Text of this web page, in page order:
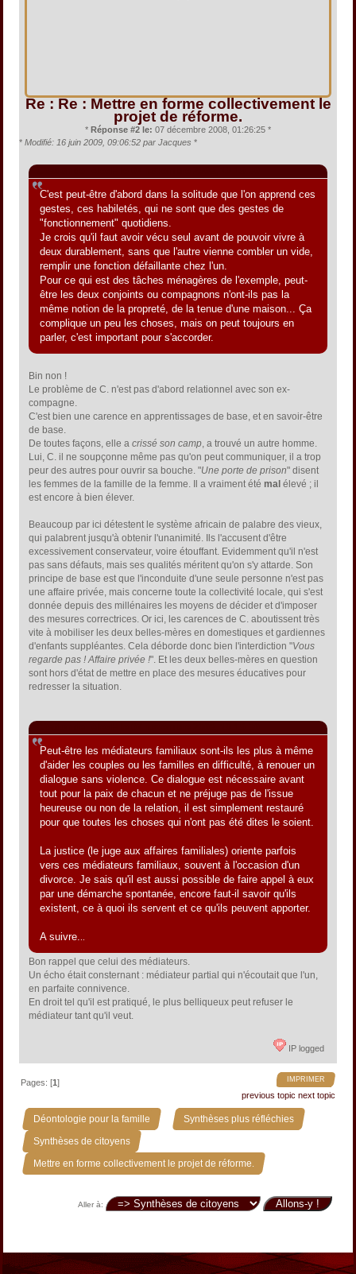
Re : Re : Mettre en forme collectivement le
projet de réforme.
* Réponse #2 le: 07 décembre 2008, 01:26:25 *
* Modifié: 16 juin 2009, 09:06:52 par Jacques *
C'est peut-être d'abord dans la solitude que l'on apprend ces
gestes, ces habiletés, qui ne sont que des gestes de
"fonctionnement" quotidiens.
Je crois qu'il faut avoir vécu seul avant de pouvoir vivre à
deux durablement, sans que l'autre vienne combler un vide,
remplir une fonction défaillante chez l'un.
Pour ce qui est des tâches ménagères de l'exemple, peut-
être les deux conjoints ou compagnons n'ont-ils pas la
même notion de la propreté, de la tenue d'une maison... Ça
complique un peu les choses, mais on peut toujours en
parler, c'est important pour s'accorder.
Bin non !
Le problème de C. n'est pas d'abord relationnel avec son ex-
compagne.
C'est bien une carence en apprentissages de base, et en savoir-être
de base.
De toutes façons, elle acrissé son camp , a trouvé un autre homme.
Lui, C. il ne soupçonne même pas qu'on peut communiquer, il a trop
peur des autres pour ouvrir sa bouche. "Une porte de prison" disent
les femmes de la famille de la femme. Il a vraiment été mal élevé ; il
est encore à bien élever.
Beaucoup par ici détestent le système africain de palabre des vieux,
qui palabrent jusqu'à obtenir l'unanimité. Ils l'accusent d'être
excessivement conservateur, voire étouffant. Evidemment qu'il n'est
pas sans défauts, mais ses qualités méritent qu'on s'y attarde. Son
principe de base est que l'inconduite d'une seule personne n'est pas
une affaire privée, mais concerne toute la collectivité locale, qui s'est
donnée depuis des millénaires les moyens de décider et d'imposer
des mesures correctrices. Or ici, les carences de C. aboutissent très
vite à mobiliser les deux belles-mères en domestiques et gardiennes
d'enfants suppléantes. Cela déborde donc bien l'interdiction "Vous
regarde pas ! Affaire privée !". Et les deux belles-mères en question
sont hors d'état de mettre en place des mesures éducatives pour
redresser la situation.
Peut-être les médiateurs familiaux sont-ils les plus à même
d'aider les couples ou les familles en difficulté, à renouer un
dialogue sans violence. Ce dialogue est nécessaire avant
tout pour la paix de chacun et ne préjuge pas de l'issue
heureuse ou non de la relation, il est simplement restauré
pour que toutes les choses qui n'ont pas été dites le soient.
La justice (le juge aux affaires familiales) oriente parfois
vers ces médiateurs familiaux, souvent à l'occasion d'un
divorce. Je sais qu'il est aussi possible de faire appel à eux
par une démarche spontanée, encore faut-il savoir qu'ils
existent, ce à quoi ils servent et ce qu'ils peuvent apporter.
A suivre.
Bon rappel que celui des médiateurs.
Un écho était consternant : médiateur partial qui n'écoutait que l'un,
en parfaite connivence.
En droit tel qu'il est pratiqué, le plus belliqueux peut refuser le
médiateur tant qu'il veut.
IP logged
IMPRIMER
Pages: [1]
previous topic next topic
Déontologie pour la famille » Synthèses plus réfléchies »
Synthèses de citoyens »
Mettre en forme collectivement le projet de réforme.
Aller à: